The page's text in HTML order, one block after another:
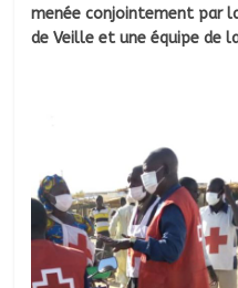
menée conjointement par
de Veille et une équipe de